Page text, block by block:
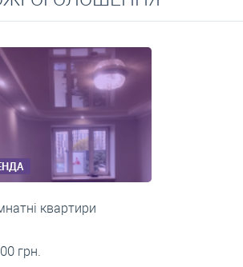
оренду квартир, особняків,
кімнат
квартири
грн.